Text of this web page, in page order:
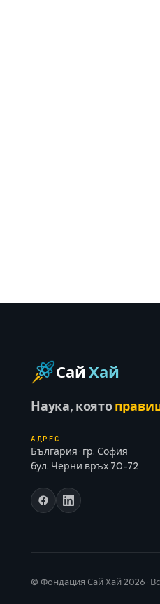
СайХай
Наука, която
АДРЕС
България · гр. София
бул. Черни връх 70-72
© Фондация Сай Хай 2026 ·